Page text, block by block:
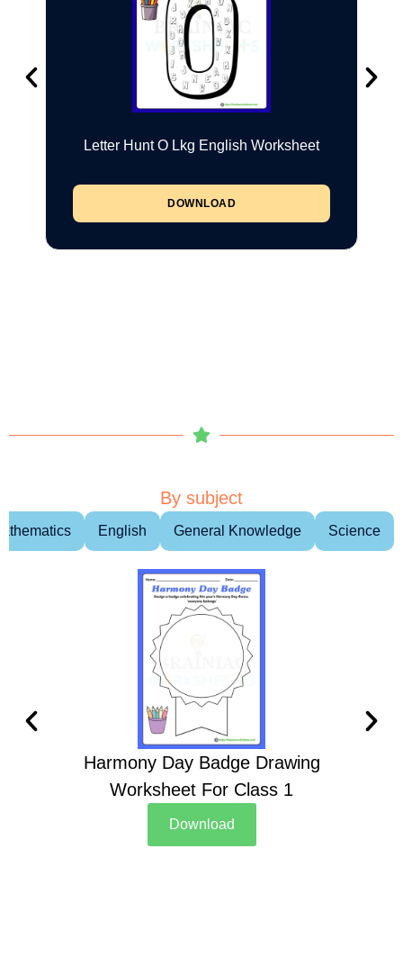
Letter Hunt O Lkg English Worksheet
DOWNLOAD
By subject
English General Knowledge Science
Harmony Day Badge Drawing
Worksheet For Class 1
Download